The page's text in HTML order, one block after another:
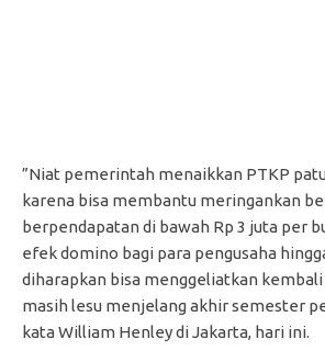
”Niat pemerintah menaikkan PTKP
karena bisa membantu meringankan
berpendapatan di bawah Rp 3 juta per
efek domino bagi para pengusaha
diharapkan bisa menggeliatkan
masih lesu menjelang akhir semester
kata William Henley di Jakarta, hari ini.